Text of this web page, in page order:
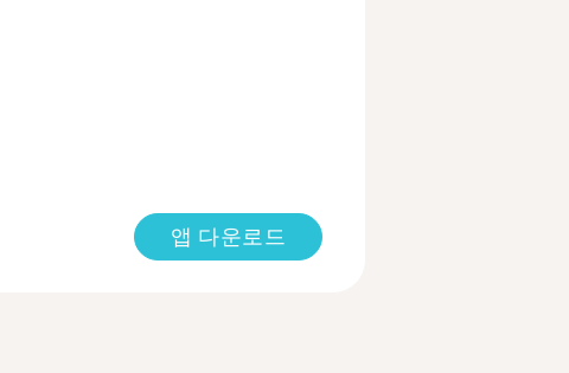
앱 다운로드